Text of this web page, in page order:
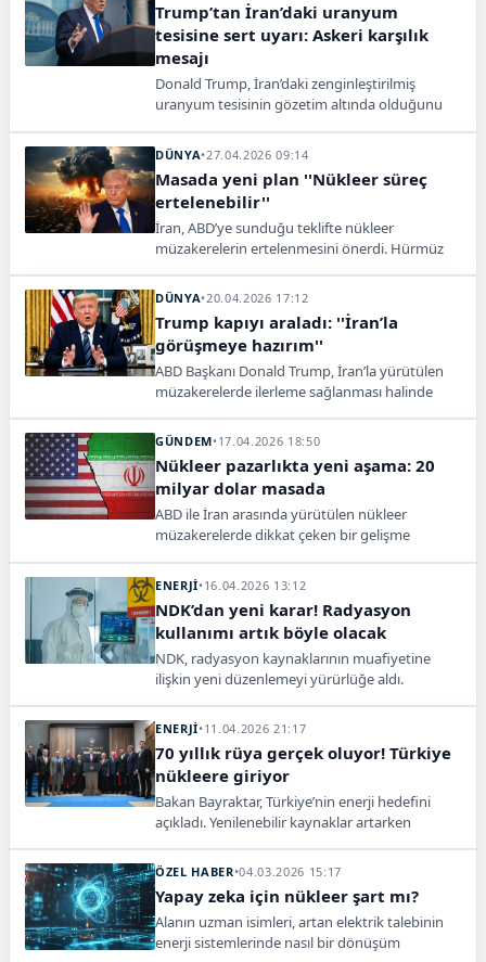
Trump’tan İran’daki uranyum
tesisine sert uyarı: Askeri karşılık
mesajı
Donald Trump, İran’daki zenginleştirilmiş
uranyum tesisinin gözetim altında olduğunu
tehdidinde bulundu.
DÜNYA•27.04.2026 09:14
Masada yeni plan ''Nükleer süreç
ertelenebilir''
İran, ABD’ye sunduğu teklifte nükleer
müzakerelerin ertelenmesini önerdi. Hürmüz
öncelik oldu.
DÜNYA•20.04.2026 17:12
Trump kapıyı araladı: ''İran’la
görüşmeye hazırım''
ABD Başkanı Donald Trump, İran’la yürütülen
müzakerelerde ilerleme sağlanması halinde
açıkladı; gözler İslamabad’daki kritik temaslara
GÜNDEM•17.04.2026 18:50
Nükleer pazarlıkta yeni aşama: 20
milyar dolar masada
ABD ile İran arasında yürütülen nükleer
müzakerelerde dikkat çeken bir gelişme
görüşmelerde yeni bir aşamaya geçtiği
belirtilirken, masadaki teklifin detayları
uluslararası kamuoyunun odağına yerleşti.
ENERJİ•16.04.2026 13:12
NDK’dan yeni karar! Radyasyon
kullanımı artık böyle olacak
NDK, radyasyon kaynaklarının muafiyetine
ilişkin yeni düzenlemeyi yürürlüğe aldı.
belirlendi.
ENERJİ•11.04.2026 21:17
70 yıllık rüya gerçek oluyor! Türkiye
nükleere giriyor
Bakan Bayraktar, Türkiye’nin enerji hedefini
açıkladı. Yenilenebilir kaynaklar artarken
bağımlılık azaltılacak.
ÖZEL HABER•04.03.2026 15:17
Yapay zeka için nükleer şart mı?
Alanın uzman isimleri, artan elektrik talebinin
enerji sistemlerinde nasıl bir dönüşüm